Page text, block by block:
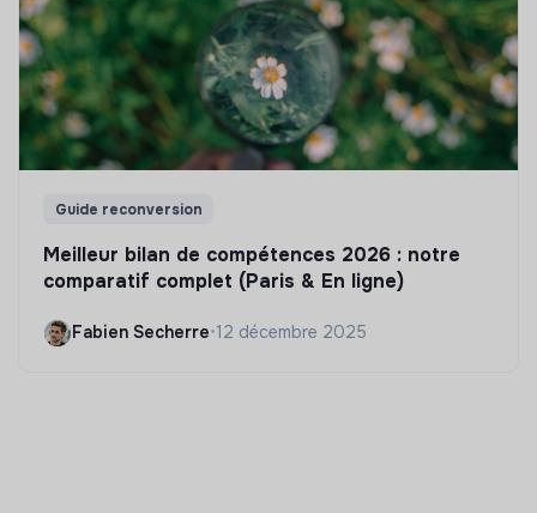
Guide reconversion
Meilleur bilan de compétences 2026 : notre
comparatif complet (Paris & En ligne)
Fabien Secherre•12 décembre 2025